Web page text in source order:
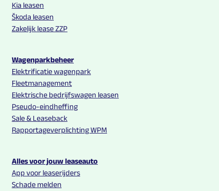
Kia leasen
Škoda leasen
Zakelijk lease ZZP
Wagenparkbeheer
Elektrificatie wagenpark
Fleetmanagement
Elektrische bedrijfswagen leasen
Pseudo-eindheffing
Sale & Leaseback
Rapportageverplichting WPM
Alles voor jouw leaseauto
App voor leaserijders
Schade melden